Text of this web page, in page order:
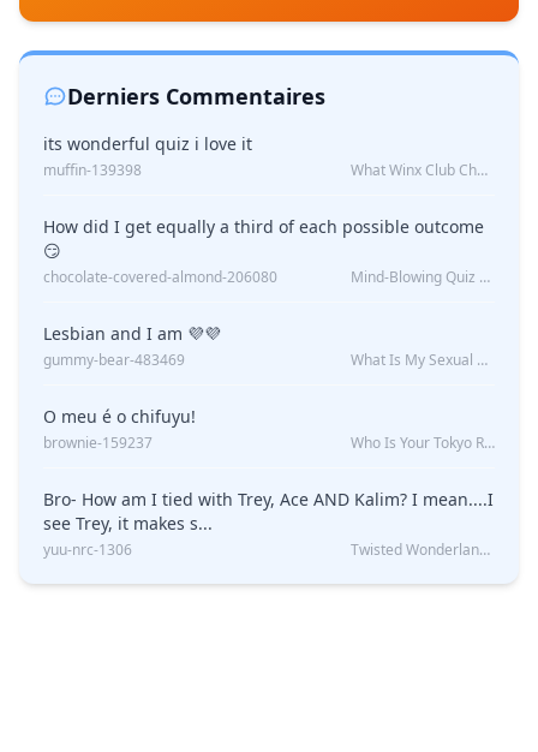
Derniers Commentaires
its wonderful quiz i love it
muffin-139398 What Winx Club Character Are You?
How did I get equally a third of each possible outcome
😏
chocolate-covered-almond-206080 Mind-Blowing Quiz Reveals: Will I Be Alone Forever?
Lesbian and I am 💜💜
gummy-bear-483469 What Is My Sexual Orientation: Uncovered
O meu é o chifuyu!
brownie-159237 Who Is Your Tokyo Revengers Boyfriend?
Bro- How am I tied with Trey, Ace AND Kalim? I mean....I
see Trey, it makes s...
yuu-nrc-1306 Twisted Wonderland Kin Quiz